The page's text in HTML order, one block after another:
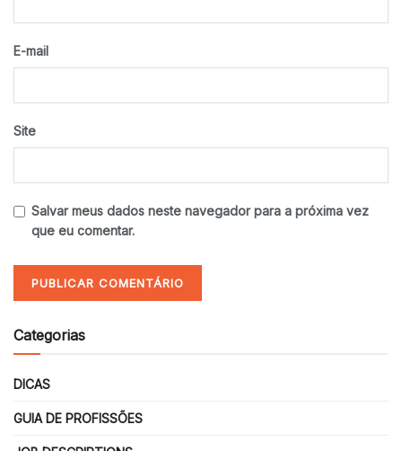
E-mail
Site
Salvar meus dados neste navegador para a próxima vez
que eu comentar.
Categorias
DICAS
GUIA DE PROFISSÕES